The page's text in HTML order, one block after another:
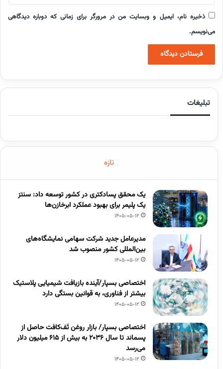
ذخیره نام، ایمیل و وبسایت من در مرورگر برای زمانی که دوباره دیدگاهی
می‌نویسم.
تبلیغات
تازه
یک محقق پسادکتری در کشور توسعه داد: سنتز
یک پلیمر برای بهبود عملکرد ابرخازن‌ها
1405-05-12
مدیرعامل جدید شرکت سهامی نمایشگاه‌های
بین‌المللی کشور منصوب شد
1405-05-12
اختصاصی بسپار/آینده بازیافت شیمیایی پلاستیک
بیشتر از فناوری، به قوانین بستگی دارد
1405-05-12
اختصاصی بسپار/ بازار روغن تَف‌کافت حاصل از
پسماند تا سال ۲۰۳۶ به بیش از ۶۱۵ میلیون دلار
می‌رسد
1405-05-12